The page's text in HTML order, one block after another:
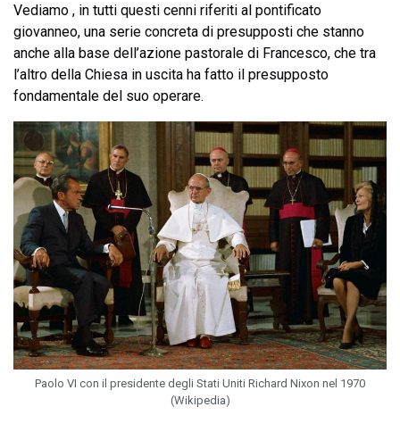
Vediamo , in tutti questi cenni riferiti al pontificato
giovanneo, una serie concreta di presupposti che stanno
anche alla base dell’azione pastorale di Francesco, che tra
l’altro della Chiesa in uscita ha fatto il presupposto
fondamentale del suo operare.
Paolo VI con il presidente degli Stati Uniti Richard Nixon nel 1970
(Wikipedia)